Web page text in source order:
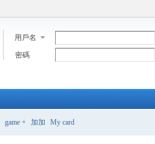
用戶名
密碼
game + 加加 My card